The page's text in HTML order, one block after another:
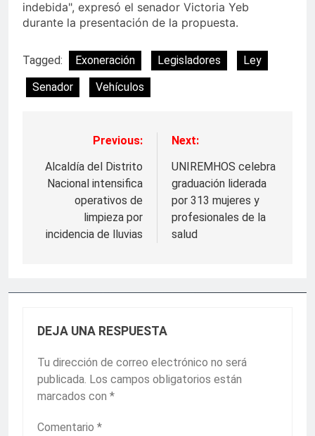
indebida", expresó el senador Victoria Yeb
durante la presentación de la propuesta.
Tagged: Exoneración Legisladores
Ley
Senador
Vehículos
Navegación
de
entradas
Previous:
Alcaldía del Distrito
Nacional intensifica
operativos de
limpieza por
incidencia de lluvias
Next:
UNIREMHOS celebra
graduación liderada
por 313 mujeres y
profesionales de la
salud
DEJA UNA RESPUESTA
Tu dirección de correo electrónico no será
publicada. Los campos obligatorios están
marcados con *
Comentario *